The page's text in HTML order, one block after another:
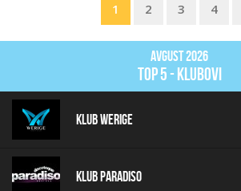
1 2 3 4
Avgust 2026
top 5 - klubovi
Klub Werige
Klub Paradiso